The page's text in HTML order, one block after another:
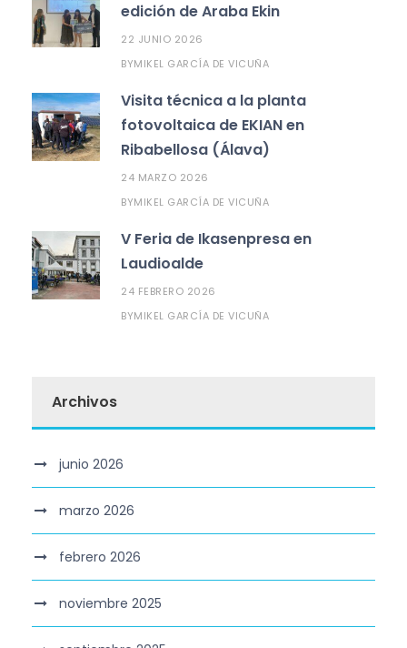
edición de Araba Ekin
22 JUNIO 2026
BYMIKEL GARCÍA DE VICUÑA
Visita técnica a la planta
fotovoltaica de EKIAN en
Ribabellosa (Álava)
24 MARZO 2026
BYMIKEL GARCÍA DE VICUÑA
V Feria de Ikasenpresa en
Laudioalde
24 FEBRERO 2026
BYMIKEL GARCÍA DE VICUÑA
Archivos
junio 2026
marzo 2026
febrero 2026
noviembre 2025